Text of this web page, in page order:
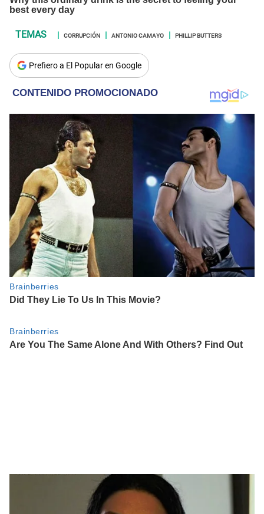
CORRUPCIÓN ANTONIO CAMAYO PHILLIP BUTTERS
Prefiero a El Popular en Google